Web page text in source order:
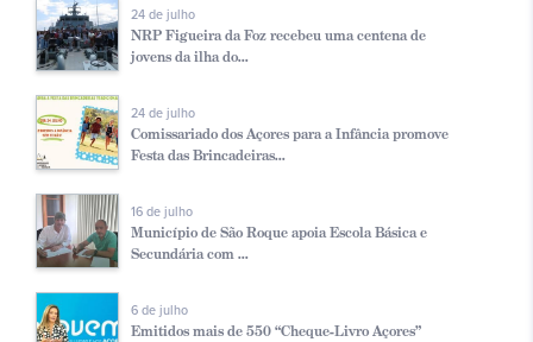
24 de julho
NRP Figueira da Foz recebeu uma centena de
jovens da ilha do...
24 de julho
Comissariado dos Açores para a Infância promove
Festa das Brincadeiras...
16 de julho
Município de São Roque apoia Escola Básica e
Secundária com ...
6 de julho
Emitidos mais de 550 “Cheque-Livro Açores”